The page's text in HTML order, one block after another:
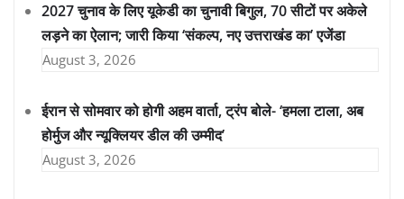
2027 चुनाव के लिए यूकेडी का चुनावी बिगुल, 70 सीटों पर अकेले
लड़ने का ऐलान; जारी किया ‘संकल्प, नए उत्तराखंड का’ एजेंडा
August 3, 2026
ईरान से सोमवार को होगी अहम वार्ता, ट्रंप बोले- ‘हमला टाला, अब
होर्मुज और न्यूक्लियर डील की उम्मीद’
August 3, 2026